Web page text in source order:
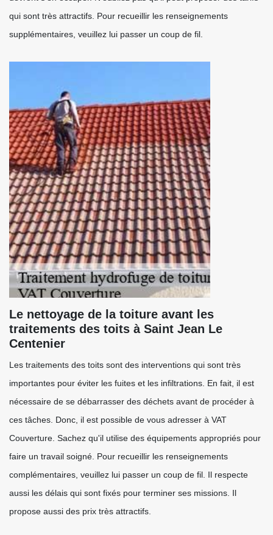
qui sont très attractifs. Pour recueillir les renseignements
supplémentaires, veuillez lui passer un coup de fil.
Le nettoyage de la toiture avant les
traitements des toits à Saint Jean Le
Centenier
Les traitements des toits sont des interventions qui sont très
importantes pour éviter les fuites et les infiltrations. En fait, il est
nécessaire de se débarrasser des déchets avant de procéder à
ces tâches. Donc, il est possible de vous adresser à VAT
Couverture. Sachez qu'il utilise des équipements appropriés pour
faire un travail soigné. Pour recueillir les renseignements
complémentaires, veuillez lui passer un coup de fil. Il respecte
aussi les délais qui sont fixés pour terminer ses missions. Il
propose aussi des prix très attractifs.